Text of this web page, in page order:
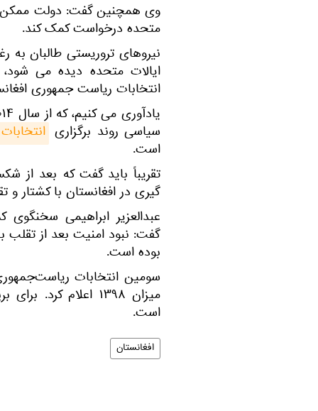
وی همچنین گفت: دولت ممکن
متحده درخواست کمک کند.
نیروهای تروریستی طالبان به
ایالات متحده دیده می
انتخابات ریاست جمهوری
سیاسی روند برگزاری
است.
گیری در افغانستان با کشتار
عبدالعزیر ابراهیمی
گفت: نبود امنیت بعد از تقلب
بوده است.
است.
افغانستان